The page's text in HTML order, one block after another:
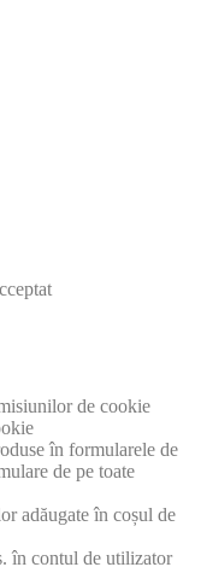
de cookie
în formularele de
de pe toate
adăugate în coșul de
în contul de utilizator